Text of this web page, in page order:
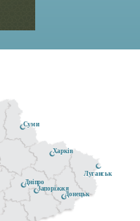
Донецьк
Луганськ
Дніпро
Суми
Запоріжжя
Харків